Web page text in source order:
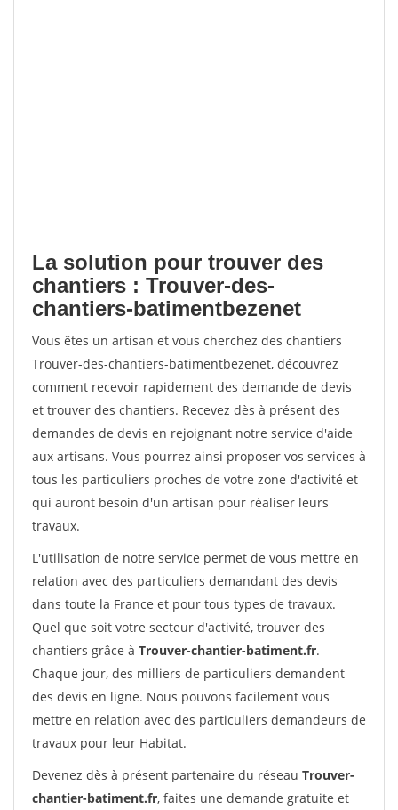
La solution pour trouver des
chantiers : Trouver-des-
chantiers-batimentbezenet
Vous êtes un artisan et vous cherchez des chantiers
Trouver-des-chantiers-batimentbezenet, découvrez
comment recevoir rapidement des demande de devis
et trouver des chantiers. Recevez dès à présent des
demandes de devis en rejoignant notre service d'aide
aux artisans. Vous pourrez ainsi proposer vos services à
tous les particuliers proches de votre zone d'activité et
qui auront besoin d'un artisan pour réaliser leurs
travaux.
L'utilisation de notre service permet de vous mettre en
relation avec des particuliers demandant des devis
dans toute la France et pour tous types de travaux.
Quel que soit votre secteur d'activité, trouver des
chantiers grâce à Trouver-chantier-batiment.fr.
Chaque jour, des milliers de particuliers demandent
des devis en ligne. Nous pouvons facilement vous
mettre en relation avec des particuliers demandeurs de
travaux pour leur Habitat.
Devenez dès à présent partenaire du réseau Trouver-
chantier-batiment.fr, faites une demande gratuite et